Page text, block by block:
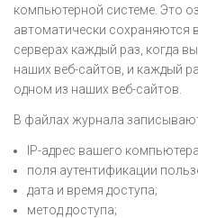
компьютерной системе. Это
автоматически сохраняются
серверах каждый раз, когда
наших веб-сайтов, и каждый
одном из наших веб-сайтов.
В файлах журнала
IP-адрес вашего
поля аутентификации
дата и время доступа;
метод доступа;